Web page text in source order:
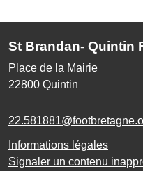
St Brandan- Quintin
Place de la Mairie
22800 Quintin
Informations légales
Signaler un contenu